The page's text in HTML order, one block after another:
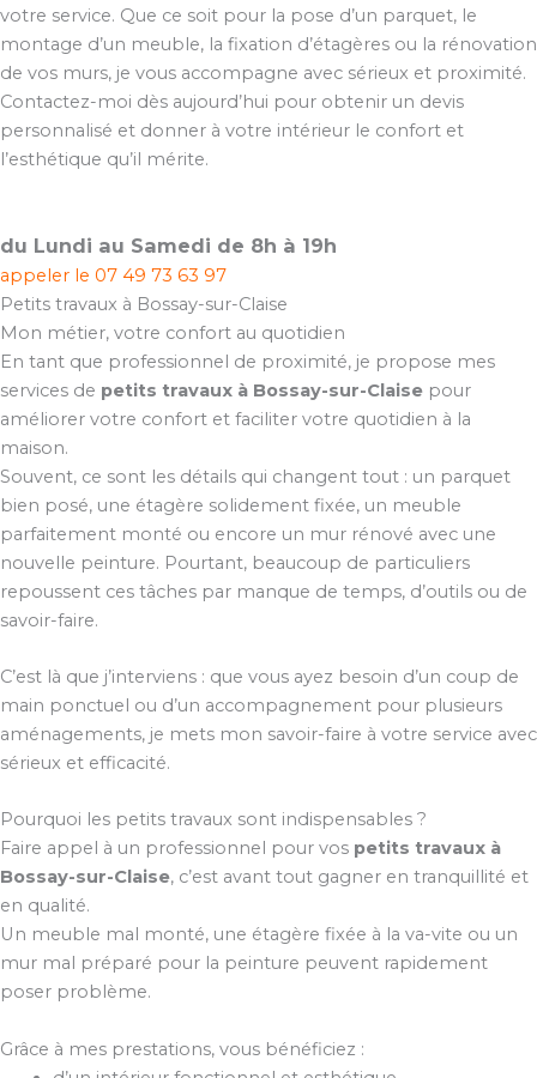
votre service. Que ce soit pour la pose d’un parquet, le
montage d’un meuble, la fixation d’étagères ou la rénovation
de vos murs, je vous accompagne avec sérieux et proximité.
Contactez-moi dès aujourd’hui pour obtenir un devis
personnalisé et donner à votre intérieur le confort et
l’esthétique qu’il mérite.
du Lundi au Samedi de 8h à 19h
appeler le 07 49 73 63 97
Petits travaux à Bossay-sur-Claise
Mon métier, votre confort au quotidien
En tant que professionnel de proximité, je propose mes
services de petits travaux à Bossay-sur-Claise pour
améliorer votre confort et faciliter votre quotidien à la
maison.
Souvent, ce sont les détails qui changent tout : un parquet
bien posé, une étagère solidement fixée, un meuble
parfaitement monté ou encore un mur rénové avec une
nouvelle peinture. Pourtant, beaucoup de particuliers
repoussent ces tâches par manque de temps, d’outils ou de
savoir-faire.
C’est là que j’interviens : que vous ayez besoin d’un coup de
main ponctuel ou d’un accompagnement pour plusieurs
aménagements, je mets mon savoir-faire à votre service avec
sérieux et efficacité.
Pourquoi les petits travaux sont indispensables ?
Faire appel à un professionnel pour vos petits travaux à
Bossay-sur-Claise, c’est avant tout gagner en tranquillité et
en qualité.
Un meuble mal monté, une étagère fixée à la va-vite ou un
mur mal préparé pour la peinture peuvent rapidement
poser problème.
Grâce à mes prestations, vous bénéficiez :